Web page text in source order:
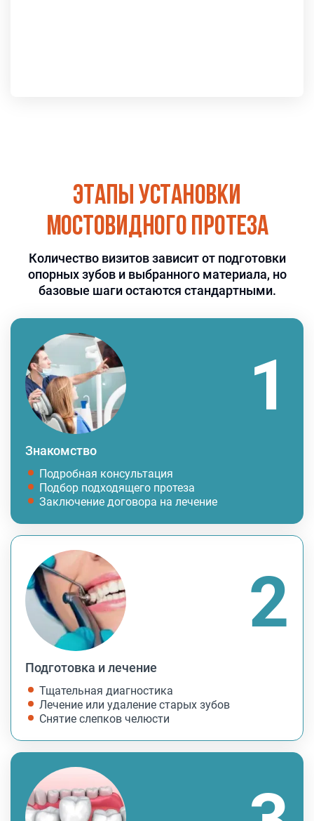
Этапы установки
мостовидного протеза
Количество визитов зависит от подготовки
опорных зубов и выбранного материала, но
базовые шаги остаются стандартными.
Знакомство
Подробная консультация
Подбор подходящего протеза
Заключение договора на лечение
Подготовка и лечение
Тщательная диагностика
Лечение или удаление старых зубов
Снятие слепков челюсти